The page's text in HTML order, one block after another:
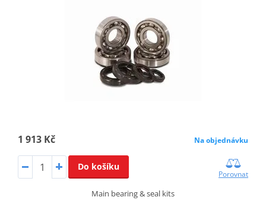
1 913 Kč Na objednávku
Do košíku
Porovnat
Main bearing & seal kits